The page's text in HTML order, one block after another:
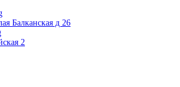
Балканская д 26
2